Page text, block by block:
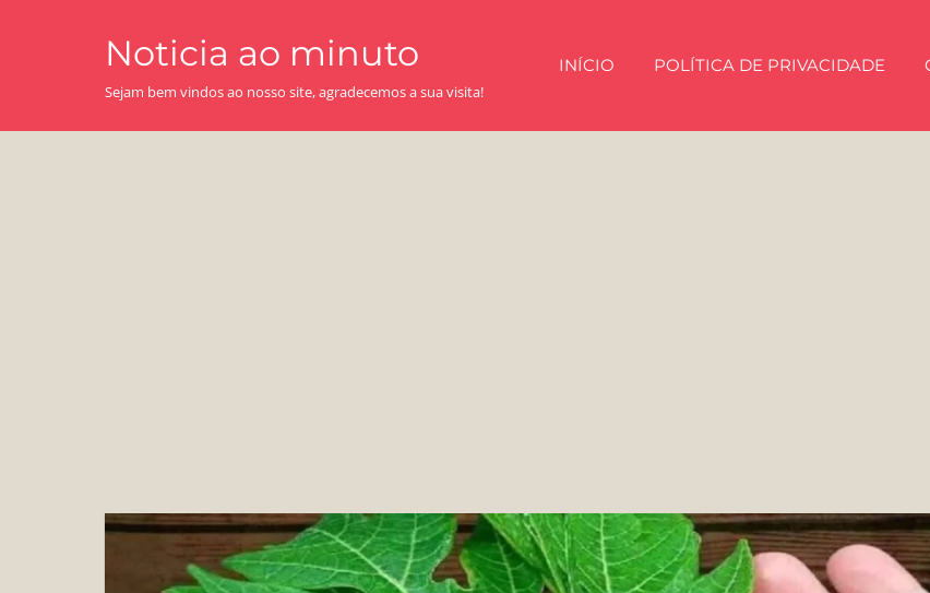
Noticia ao minuto
Sejam bem vindos ao nosso site, agradecemos a sua visita!
INÍCIO POLÍTICA DE PRIVACIDADE